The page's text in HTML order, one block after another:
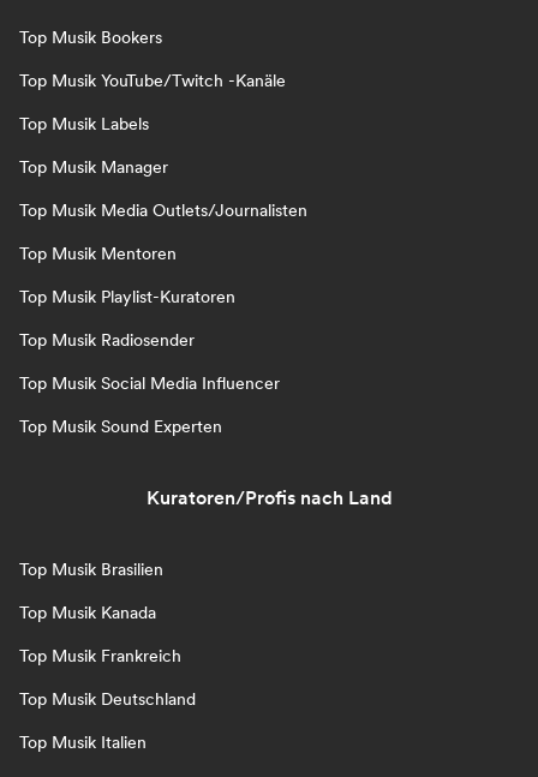
Top Musik Bookers
Top Musik YouTube/Twitch -Kanäle
Top Musik Labels
Top Musik Manager
Top Musik Media Outlets/Journalisten
Top Musik Mentoren
Top Musik Playlist-Kuratoren
Top Musik Radiosender
Top Musik Social Media Influencer
Top Musik Sound Experten
Kuratoren/Profis nach Land
Top Musik Brasilien
Top Musik Kanada
Top Musik Frankreich
Top Musik Deutschland
Top Musik Italien